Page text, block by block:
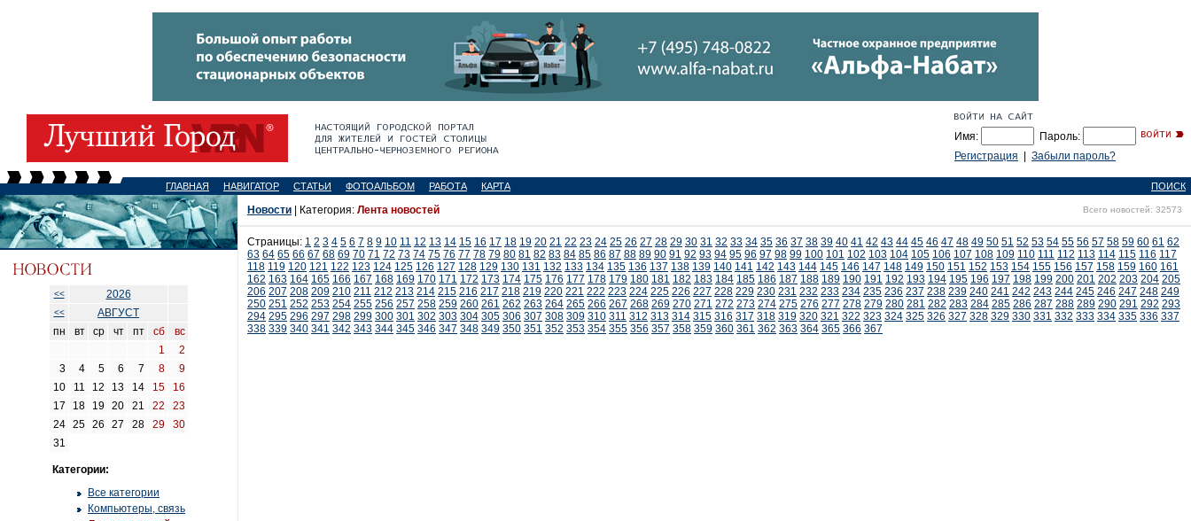
Имя:
Пароль:
Регистрация
Забыли пароль?
ГЛАВНАЯ НАВИГАТОР СТАТЬИ ФОТОАЛЬБОМ РАБОТА КАРТА ПОИСК
<< 2026
<<
АВГУСТ
пн
вт ср чт пт сб
вс
1
2
3
4 5 6 7 8
9
10
11 12 13 14 15
16
17
18 19 20 21 22
23
24 25 26 27 28 29
30
31
Категории:
Все категории
Компьютеры, связь
Новости | Категория: Лента новостей Всего новостей: 32573
Страницы: 1 2 3 4 5 6 7 8 9 10 11 12 13 14 15 16 17 18 19 20 21 22 23 24 25 26 27 28 29 30 31 32 33 34 35 36 37 38 39 40 41 42 43 44 45 46 47 48 49 50 51 52 53 54 55 56 57 58 59 60 61 62
63 64 65 66 67 68 69 70 71 72 73 74 75 76 77 78 79 80 81 82 83 84 85 86 87 88 89 90 91 92 93 94 95 96 97 98 99 100 101 102 103 104 105 106 107 108 109 110 111 112 113 114 115 116 117
118 119 120 121 122 123 124 125 126 127 128 129 130 131 132 133 134 135 136 137 138 139 140 141 142 143 144 145 146 147 148 149 150 151 152 153 154 155 156 157 158 159 160 161
162 163 164 165 166 167 168 169 170 171 172 173 174 175 176 177 178 179 180 181 182 183 184 185 186 187 188 189 190 191 192 193 194 195 196 197 198 199 200 201 202 203 204 205
206 207 208 209 210 211 212 213 214 215 216 217 218 219 220 221 222 223 224 225 226 227 228 229 230 231 232 233 234 235 236 237 238 239 240 241 242 243 244 245 246 247 248 249
250 251 252 253 254 255 256 257 258 259 260 261 262 263 264 265 266 267 268 269 270 271 272 273 274 275 276 277 278 279 280 281 282 283 284 285 286 287 288 289 290 291 292 293
294 295 296 297 298 299 300 301 302 303 304 305 306 307 308 309 310 311 312 313 314 315 316 317 318 319 320 321 322 323 324 325 326 327 328 329 330 331 332 333 334 335 336 337
338 339 340 341 342 343 344 345 346 347 348 349 350 351 352 353 354 355 356 357 358 359 360 361 362 363 364 365 366 367